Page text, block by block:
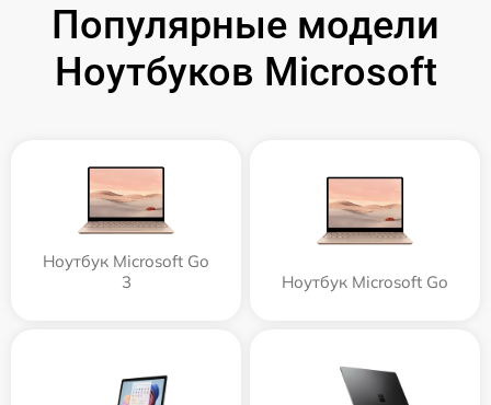
Популярные модели
Ноутбуков Microsoft
Ноутбук Microsoft Go
3
Ноутбук Microsoft Go